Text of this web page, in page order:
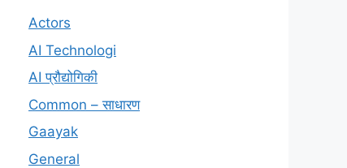
Actors
AI Technologi
AI प्रौद्योगिकी
Common – साधारण
Gaayak
General